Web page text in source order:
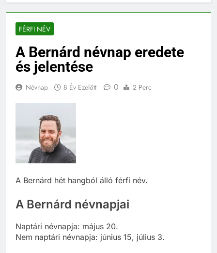
FÉRFI NÉV
A Bernárd névnap eredete
és jelentése
Névnap 8 Év Ezelőtt 0 2 Perc
A Bernárd hét hangból álló férfi név.
A Bernárd névnapjai
Naptári névnapja: május 20.
Nem naptári névnapja: június 15, július 3.